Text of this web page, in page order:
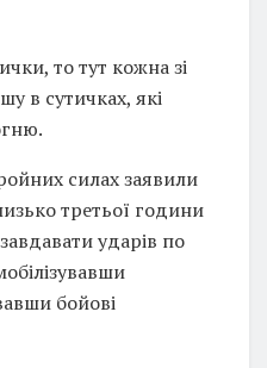
то тут кожна зі
в сутичках, які
силах заявили
третьої години
ударів по
бойові